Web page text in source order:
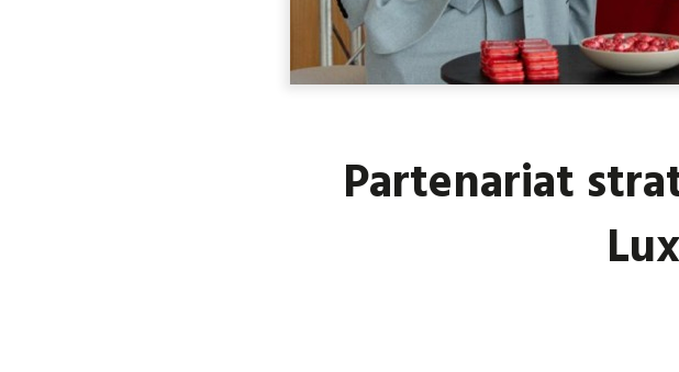
Partenariat